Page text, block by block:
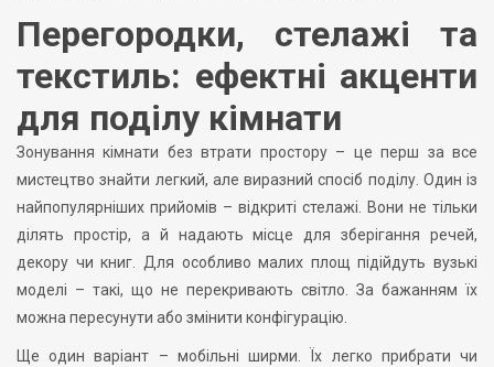
Перегородки, стелажі та
текстиль: ефектні акценти
для поділу кімнати
Зонування кімнати без втрати простору – це перш за все
мистецтво знайти легкий, але виразний спосіб поділу. Один із
найпопулярніших прийомів – відкриті стелажі. Вони не тільки
ділять простір, а й надають місце для зберігання речей,
декору чи книг. Для особливо малих площ підійдуть вузькі
моделі – такі, що не перекривають світло. За бажанням їх
можна пересунути або змінити конфігурацію.
Ще один варіант – мобільні ширми. Їх легко прибрати чи